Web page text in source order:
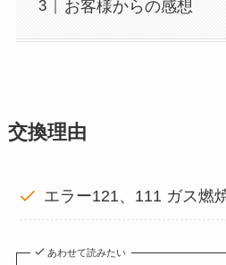
お客様からの感想
交換理由
エラー121、111 ガス燃
あわせて読みたい